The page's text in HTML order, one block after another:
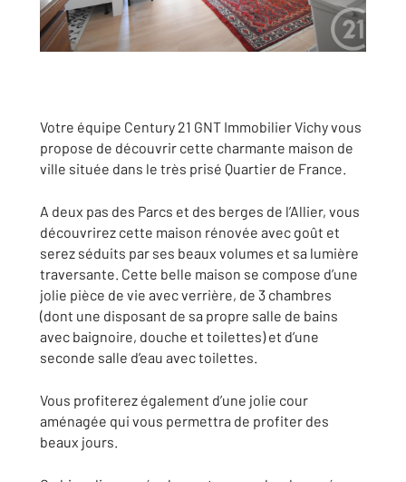
Votre équipe Century 21 GNT Immobilier Vichy vous
propose de découvrir cette charmante maison de
ville située dans le très prisé Quartier de France.
A deux pas des Parcs et des berges de l’Allier, vous
découvrirez cette maison rénovée avec goût et
serez séduits par ses beaux volumes et sa lumière
traversante. Cette belle maison se compose d’une
jolie pièce de vie avec verrière, de 3 chambres
(dont une disposant de sa propre salle de bains
avec baignoire, douche et toilettes) et d’une
seconde salle d’eau avec toilettes.
Vous profiterez également d’une jolie cour
aménagée qui vous permettra de profiter des
beaux jours.